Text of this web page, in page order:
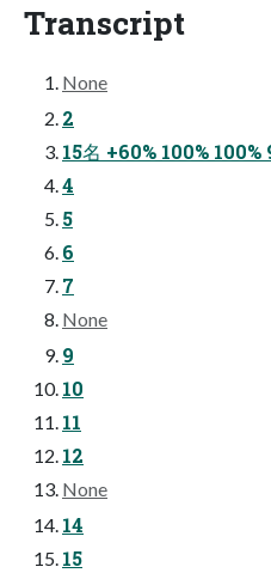
Transcript
None
2
15名 +60% 100% 100%
4
5
6
7
None
9
10
11
12
None
14
15